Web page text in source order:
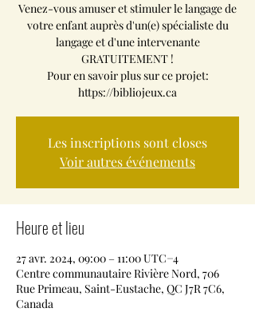
Venez-vous amuser et stimuler le langage de
votre enfant auprès d'un(e) spécialiste du
langage et d'une intervenante
GRATUITEMENT !
Pour en savoir plus sur ce projet:
https://bibliojeux.ca
Les inscriptions sont closes
Voir autres événements
Heure et lieu
27 avr. 2024, 09:00 – 11:00 UTC−4
Centre communautaire Rivière Nord, 706
Rue Primeau, Saint-Eustache, QC J7R 7C6,
Canada